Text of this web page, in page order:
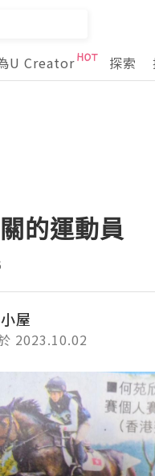
U Creator 探索
的運動員
屋
2023.10.02